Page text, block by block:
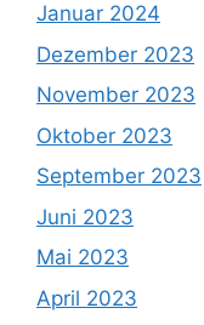
Januar 2024
Dezember 2023
November 2023
Oktober 2023
September 2023
Juni 2023
Mai 2023
April 2023